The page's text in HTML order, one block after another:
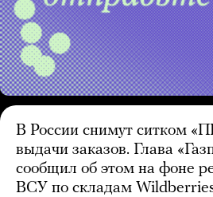
В России снимут ситком
выдачи заказов. Глава
сообщил об этом на фоне
ВСУ по складам